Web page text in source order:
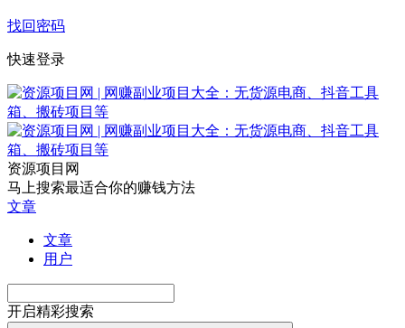
找回密码
快速登录
资源项目网
马上搜索最适合你的赚钱方法
文章
文章
用户
开启精彩搜索